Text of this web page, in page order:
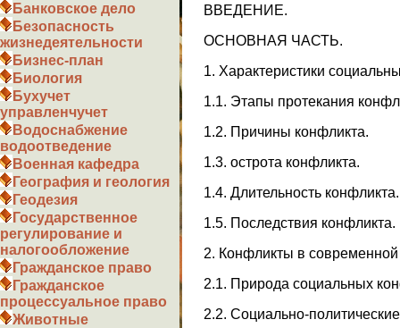
Банковское дело
Безопасность
жизнедеятельности
Бизнес-план
Биология
Бухучет
управленчучет
Водоснабжение
водоотведение
Военная кафедра
География и геология
Геодезия
Государственное
регулирование и
налогообложение
Гражданское право
Гражданское
процессуальное право
Животные
ВВЕДЕНИЕ.
ОСНОВНАЯ ЧАСТЬ.
1. Характеристики
1.1. Этапы протекания
1.2. Причины конфликта.
1.3. острота конфликта.
1.4. Длительность конфликта.
1.5. Последствия конфликта.
2. Конфликты в
2.1. Природа социальных
2.2. Социально-